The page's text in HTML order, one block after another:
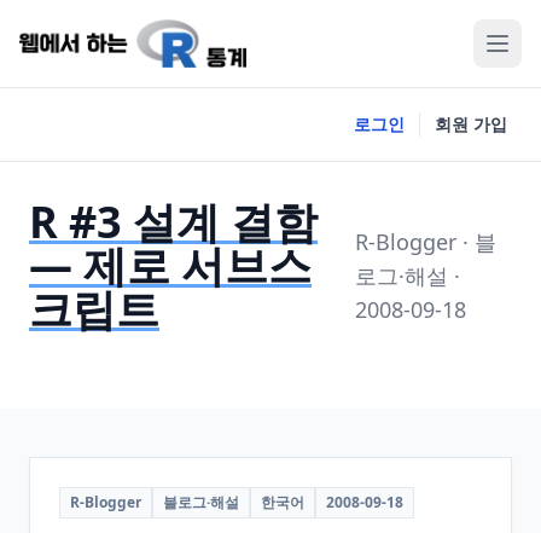
로그인 회원 가입
R #3 설계 결함
— 제로 서브스
크립트
R-Blogger · 블
로그·해설 ·
2008-09-18
R-Blogger 블로그·해설 한국어 2008-09-18